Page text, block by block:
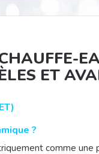
ET
?
comme une